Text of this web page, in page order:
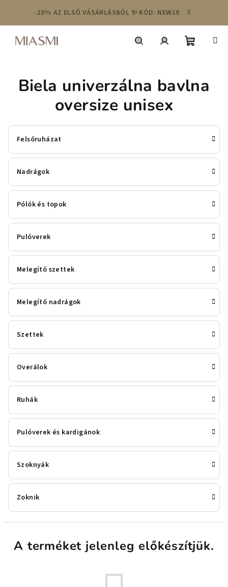
fő
tartalomhoz
-10% AZ ELSŐ VÁSÁRLÁSBÓL ✨ KÓD: NEW10
Biela univerzálna bavlna
oversize unisex
Felsőruházat
Nadrágok
Pólók és topok
Pulóverek
Melegítő szettek
Melegítő nadrágok
Szettek
Overálok
Ruhák
Pulóverek és kardigánok
Szoknyák
Zoknik
A terméket jelenleg előkészítjük.